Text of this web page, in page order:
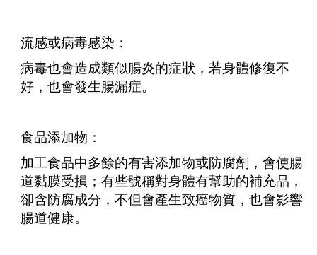
流感或病毒感染：
病毒也會造成類似腸炎的症狀，若身體修復不
好，也會發生腸漏症。
食品添加物：
加工食品中多餘的有害添加物或防腐劑，會使腸
道黏膜受損；有些號稱對身體有幫助的補充品，
卻含防腐成分，不但會產生致癌物質，也會影響
腸道健康。